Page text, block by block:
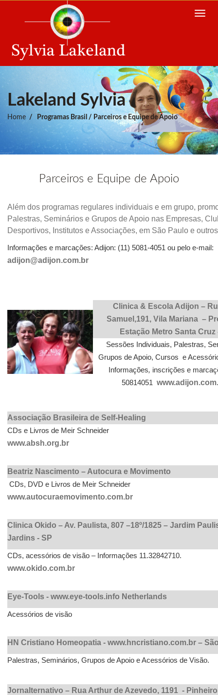
Toggle
Lakeland Sylvia
Home Programas Brasil / Parceiros e Equipe de Apoio
Parceiros e Equipe de Apoio
Além dos programas regulares individuais e em grupo,
Palestras, Seminários e Grupos de Apoio nas Empresas,
Desportivos, Institutos e Associações, em São Paulo e
Informações e marcações: Adijon: (11) 5081-4051 ou pelo e-mail:
adijon@adijon.com.br
Clinica & Escola Adijon –
Samuel,191, Vila Mariana –
Estação Metro Santa Cruz
Sessões Individuais, Palestras,
Grupos de Apoio, Cursos e
Informações, inscrições e
50814051
Associação Brasileira de Self-Healing
CDs e Livros de Meir Schneider
www.absh.org.br
Beatriz Nascimento – Autocura e Movimento
CDs, DVD e Livros de Meir Schneider
www.autocuraemovimento.com.br
Clinica Okido – Av. Paulista, 807 –18º/1825 – Jardim
Jardins - SP
CDs, acessórios de visão – Informações 11.32842710.
www.okido.com.br
Eye-Tools - www.eye-tools.info Netherlands
Acessórios de visão
HN Cristiano Homeopatia - www.hncristiano.com.br –
Palestras, Seminários, Grupos de Apoio e Acessórios de Visão.
Jornalternativo – Rua Arthur de Azevedo, 1191 -